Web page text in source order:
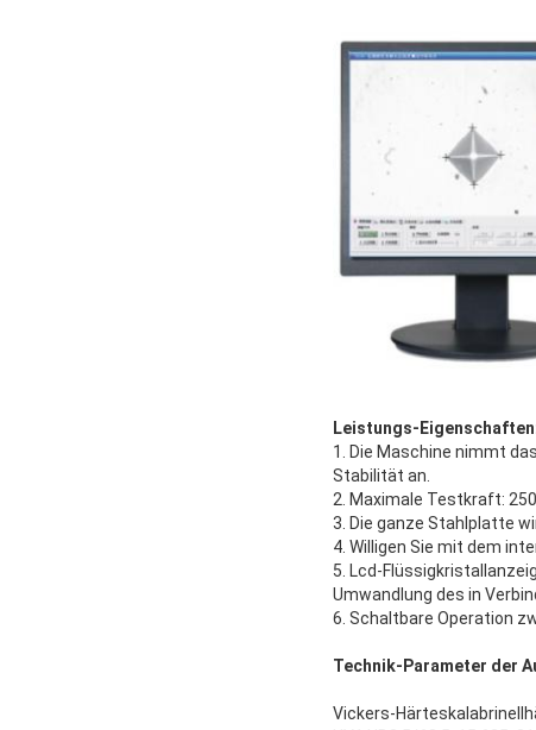
Leistungs-
1. Die Maschine nimmt
Stabilität an.
2. Maximale Testkraft:
3. Die ganze Stahlplatte
4. Willigen Sie mit dem
5. Lcd-
Umwandlung des in
6. Schaltbare Operation
Technik-Parameter der
Vickers-